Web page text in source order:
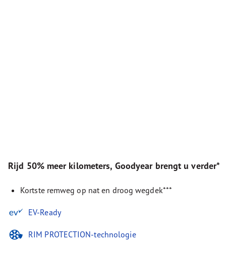
Rijd 50% meer kilometers, Goodyear brengt u verder*
Kortste remweg op nat en droog wegdek***
EV-Ready
RIM PROTECTION-technologie